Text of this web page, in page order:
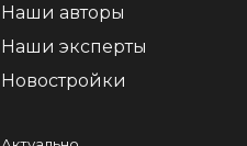
Наши авторы
Наши эксперты
Новостройки